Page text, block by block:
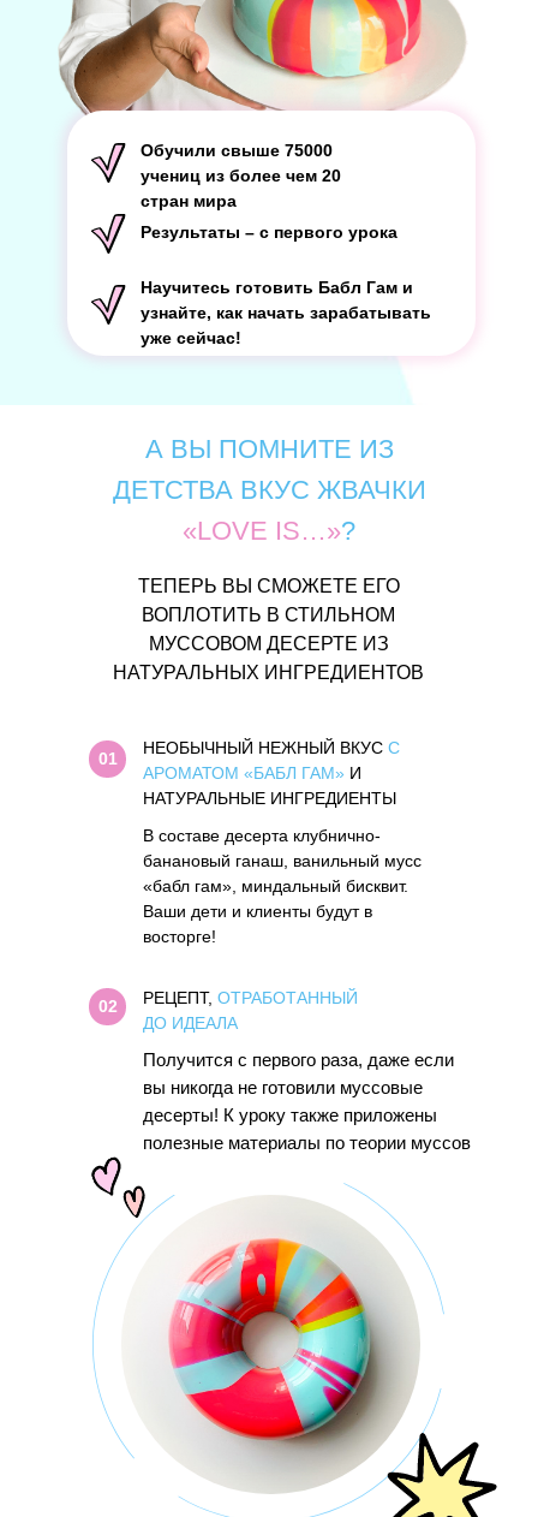
Обучили свыше 75000
учениц из более чем 20
стран мира
Результаты – с первого урока
Научитесь готовить Бабл Гам и
узнайте, как начать зарабатывать
уже сейчас!
НЕОБЫЧНЫЙ НЕЖНЫЙ ВКУС С
АРОМАТОМ «БАБЛ ГАМ» И
НАТУРАЛЬНЫЕ ИНГРЕДИЕНТЫ
В составе десерта клубнично-
банановый ганаш, ванильный мусс
«бабл гам», миндальный бисквит.
Ваши дети и клиенты будут в
восторге!
РЕЦЕПТ, ОТРАБОТАННЫЙ
ДО ИДЕАЛА
Получится с первого раза, даже если
вы никогда не готовили муссовые
десерты! К уроку также приложены
полезные материалы по теории муссов
01
02
А ВЫ ПОМНИТЕ ИЗ
ДЕТСТВА ВКУС ЖВАЧКИ
«LOVE IS…»?
ТЕПЕРЬ ВЫ СМОЖЕТЕ ЕГО
ВОПЛОТИТЬ В СТИЛЬНОМ
МУССОВОМ ДЕСЕРТЕ ИЗ
НАТУРАЛЬНЫХ ИНГРЕДИЕНТОВ